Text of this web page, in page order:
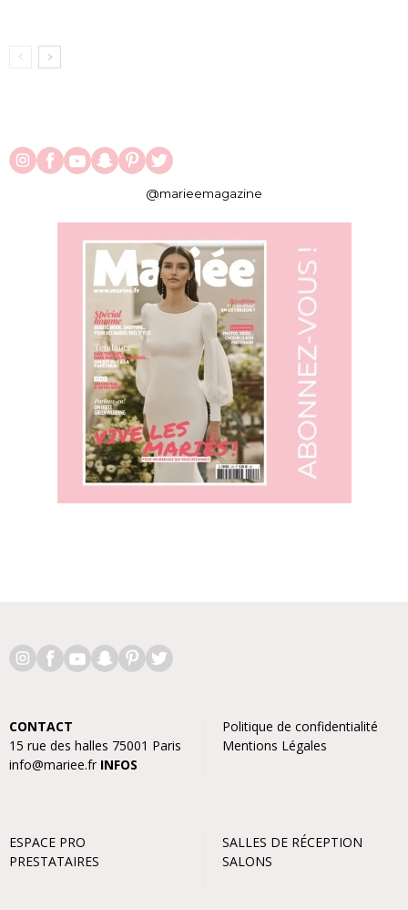
@marieemagazine
CONTACT
15 rue des halles 75001 Paris
info@mariee.fr INFOS
Politique de confidentialité
Mentions Légales
ESPACE PRO
PRESTATAIRES
SALLES DE RÉCEPTION
SALONS